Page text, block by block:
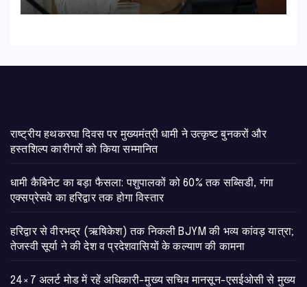
राष्ट्रीय हथकरघा दिवस पर मुख्यमंत्री धामी ने उत्कृष्ट बुनकरों और
हस्तशिल्प कारीगरों को किया सम्मानित
​धामी कैबिनेट का बड़ा फैसला: पशुपालकों को 60% तक सब्सिडी, गंगा
एक्सप्रेसवे का हरिद्वार तक होगा विस्तार
​हरिद्वार से वीरभद्र (ऋषिकेश) तक निकली BJYM की भव्य कांवड़ यात्रा;
तेजस्वी सूर्या ने की देश व प्रदेशवासियों के कल्याण की कामना
24×7 अलर्ट मोड में रहें अधिकारी-मुख्य सचिव मानसून-एसईओसी से मुख्य